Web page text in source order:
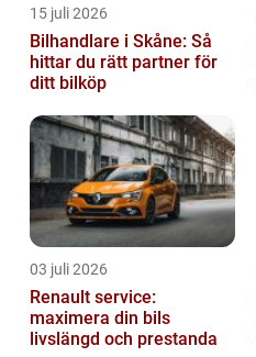
15 juli 2026
Bilhandlare i Skåne: Så
hittar du rätt partner för
ditt bilköp
03 juli 2026
Renault service:
maximera din bils
livslängd och prestanda